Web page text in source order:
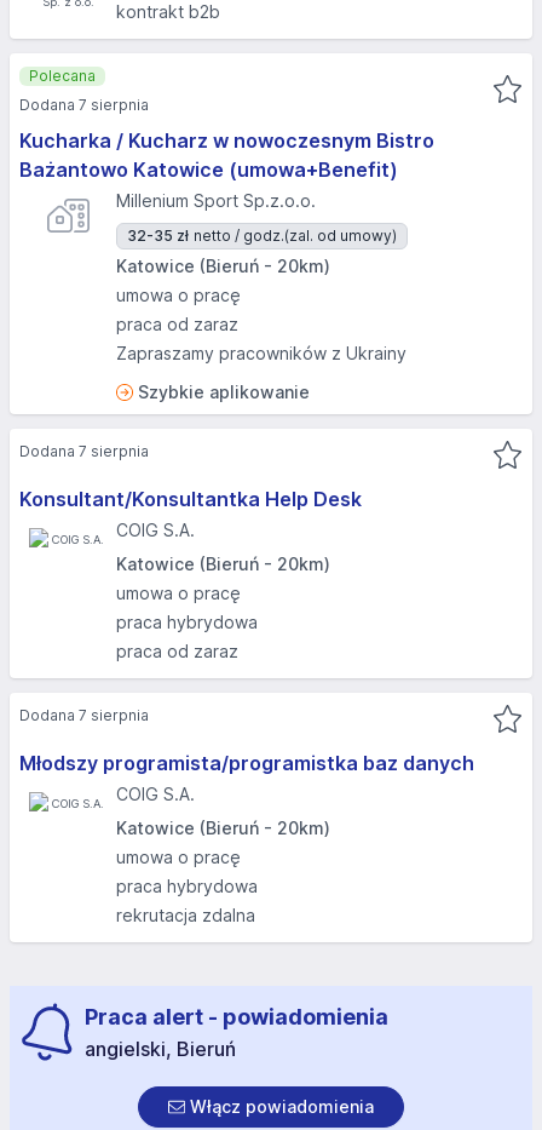
kontrakt b2b
Kucharka / Kucharz w nowoczesnym Bistro
Bażantowo Katowice (umowa+Benefit)
Millenium Sport Sp.z.o.o.
32-35 zł netto / godz.(zal. od umowy)
Katowice (Bieruń - 20km)
umowa o pracę
praca od zaraz
Zapraszamy pracowników z Ukrainy
Szybkie aplikowanie
Polecana
Dodana 7 sierpnia
Konsultant/Konsultantka Help Desk
COIG S.A.
Katowice (Bieruń - 20km)
umowa o pracę
praca hybrydowa
praca od zaraz
Dodana 7 sierpnia
Młodszy programista/programistka baz danych
COIG S.A.
Katowice (Bieruń - 20km)
umowa o pracę
praca hybrydowa
rekrutacja zdalna
Dodana 7 sierpnia
Praca alert - powiadomienia
angielski, Bieruń
Włącz powiadomienia